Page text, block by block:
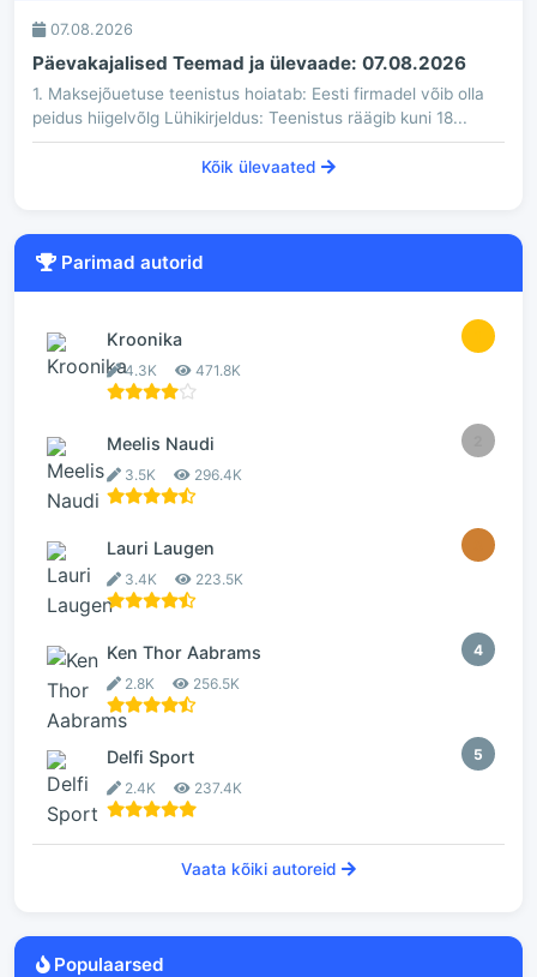
07.08.2026
Päevakajalised Teemad ja ülevaade: 07.08.2026
1. Maksejõuetuse teenistus hoiatab: Eesti firmadel võib olla
peidus hiigelvõlg Lühikirjeldus: Teenistus räägib kuni 18...
Kõik ülevaated
Parimad autorid
Kroonika
4.3K 471.8K
Meelis Naudi
3.5K 296.4K
Lauri Laugen
3.4K 223.5K
4
Ken Thor Aabrams
2.8K 256.5K
5
Delfi Sport
2.4K 237.4K
Vaata kõiki autoreid
Populaarsed